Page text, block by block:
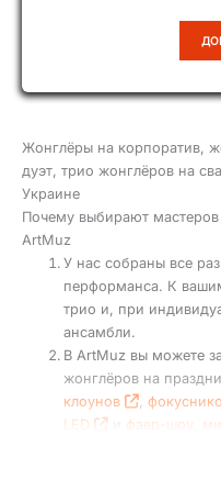
Жонглёры на корпоратив,
дуэт, трио жонглёров на
Украине
Почему выбирают
ArtMuz
У нас собраны все
перформанса. К
трио и, при
ансамбли.
В ArtMuz вы можете
жонглёров на
клоунов
,
LED
фаер-шоу